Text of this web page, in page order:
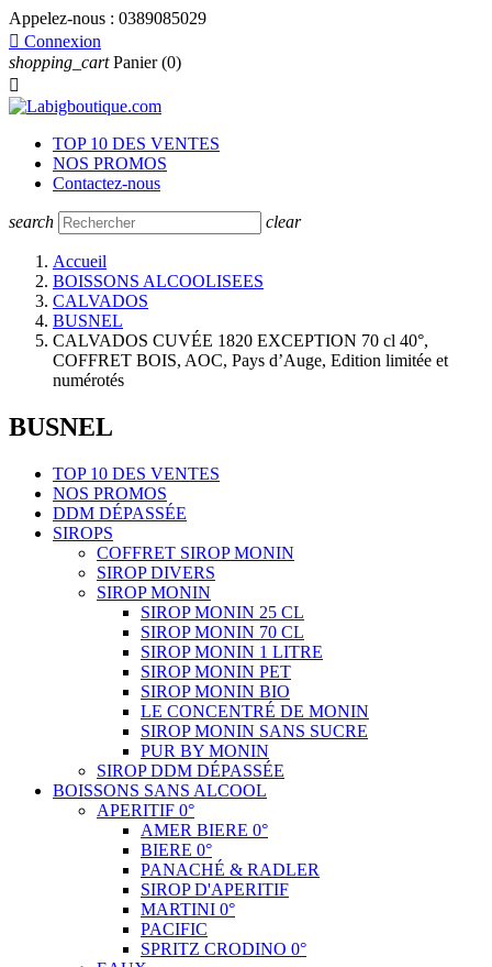
Appelez-nous : 0389085029
 Connexion
shopping_cart Panier (0)

TOP 10 DES VENTES
NOS PROMOS
Contactez-nous
search clear
Accueil
BOISSONS ALCOOLISEES
CALVADOS
BUSNEL
CALVADOS CUVÉE 1820 EXCEPTION 70 cl 40°,
COFFRET BOIS, AOC, Pays d’Auge, Edition limitée et
numérotés
BUSNEL
TOP 10 DES VENTES
NOS PROMOS
DDM DÉPASSÉE
SIROPS
COFFRET SIROP MONIN
SIROP DIVERS
SIROP MONIN
SIROP MONIN 25 CL
SIROP MONIN 70 CL
SIROP MONIN 1 LITRE
SIROP MONIN PET
SIROP MONIN BIO
LE CONCENTRÉ DE MONIN
SIROP MONIN SANS SUCRE
PUR BY MONIN
SIROP DDM DÉPASSÉE
BOISSONS SANS ALCOOL
APERITIF 0°
AMER BIERE 0°
BIERE 0°
PANACHÉ & RADLER
SIROP D'APERITIF
MARTINI 0°
PACIFIC
SPRITZ CRODINO 0°